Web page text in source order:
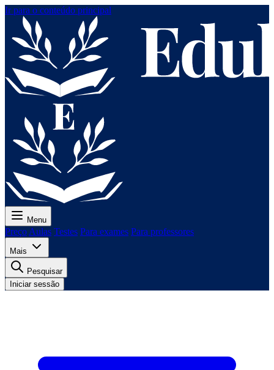
Ir para o conteúdo principal
Menu
Preço Aulas Testes Para exames Para professores
Mais
Pesquisar
Iniciar sessão